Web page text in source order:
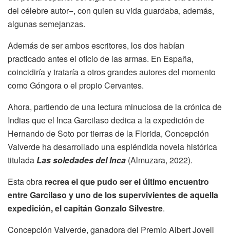
del célebre autor−, con quien su vida guardaba, además,
algunas semejanzas.
Además de ser ambos escritores, los dos habían
practicado antes el oficio de las armas. En España,
coincidiría y trataría a otros grandes autores del momento
como Góngora o el propio Cervantes.
Ahora, partiendo de una lectura minuciosa de la crónica de
Indias que el Inca Garcilaso dedica a la expedición de
Hernando de Soto por tierras de la Florida, Concepción
Valverde ha desarrollado una espléndida novela histórica
titulada Las soledades del Inca (Almuzara, 2022).
Esta obra recrea el que pudo ser el último encuentro
entre Garcilaso y uno de los supervivientes de aquella
expedición, el capitán Gonzalo Silvestre.
Concepción Valverde, ganadora del Premio Albert Jovell